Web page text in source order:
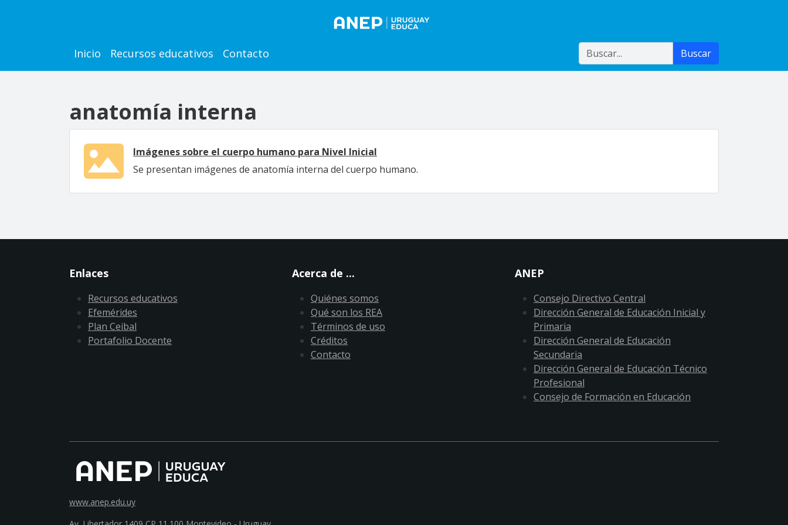
Main navigation
Inicio Recursos educativos Contacto Buscar Buscar
anatomía interna
Imágenes sobre el cuerpo humano para Nivel Inicial
Se presentan imágenes de anatomía interna del cuerpo humano.
Enlaces
Recursos educativos
Efemérides
Plan Ceibal
Portafolio Docente
Acerca de ...
Quiénes somos
Qué son los REA
Términos de uso
Créditos
Contacto
ANEP
Consejo Directivo Central
Dirección General de Educación Inicial y
Primaria
Dirección General de Educación
Secundaria
Dirección General de Educación Técnico
Profesional
Consejo de Formación en Educación
www.anep.edu.uy